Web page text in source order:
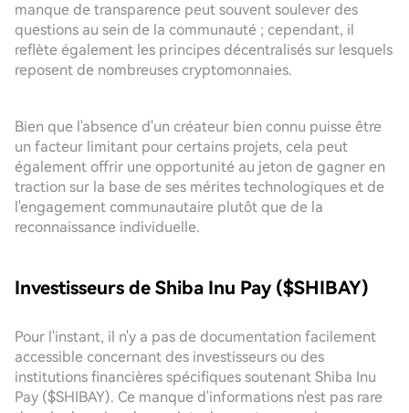
manque de transparence peut souvent soulever des
questions au sein de la communauté ; cependant, il
reflète également les principes décentralisés sur lesquels
reposent de nombreuses cryptomonnaies.
Bien que l'absence d'un créateur bien connu puisse être
un facteur limitant pour certains projets, cela peut
également offrir une opportunité au jeton de gagner en
traction sur la base de ses mérites technologiques et de
l'engagement communautaire plutôt que de la
reconnaissance individuelle.
Investisseurs de Shiba Inu Pay ($SHIBAY)
Pour l'instant, il n'y a pas de documentation facilement
accessible concernant des investisseurs ou des
institutions financières spécifiques soutenant Shiba Inu
Pay ($SHIBAY). Ce manque d'informations n'est pas rare